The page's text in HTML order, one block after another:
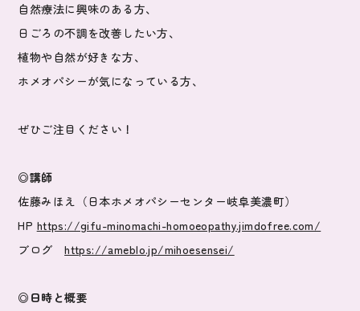
自然療法に興味のある方、
日ごろの不調を改善したい方、
植物や自然が好きな方、
ホメオパシーが気になっている方、
ぜひご注目ください！
◎講師
佐藤みほえ（日本ホメオパシーセンター岐阜美濃町）
HP https://gifu-minomachi-homoeopathy.jimdofree.com/
ブログhttps://ameblo.jp/mihoesensei/
◎日時と概要